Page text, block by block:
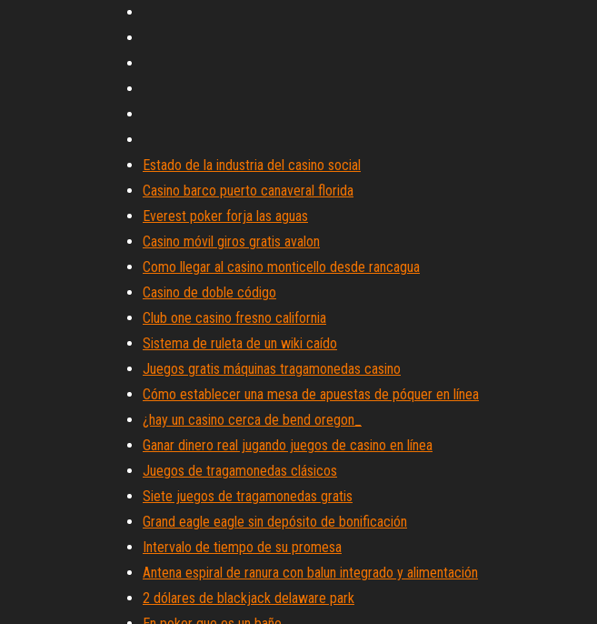
Estado de la industria del casino social
Casino barco puerto canaveral florida
Everest poker forja las aguas
Casino móvil giros gratis avalon
Como llegar al casino monticello desde rancagua
Casino de doble código
Club one casino fresno california
Sistema de ruleta de un wiki caído
Juegos gratis máquinas tragamonedas casino
Cómo establecer una mesa de apuestas de póquer en línea
¿hay un casino cerca de bend oregon_
Ganar dinero real jugando juegos de casino en línea
Juegos de tragamonedas clásicos
Siete juegos de tragamonedas gratis
Grand eagle eagle sin depósito de bonificación
Intervalo de tiempo de su promesa
Antena espiral de ranura con balun integrado y alimentación
2 dólares de blackjack delaware park